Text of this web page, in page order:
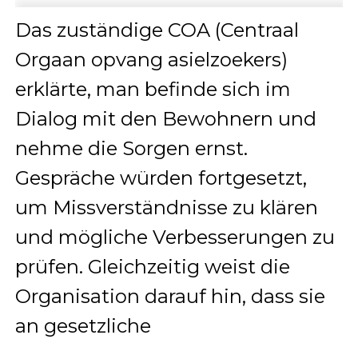
Das zuständige COA (Centraal
Orgaan opvang asielzoekers)
erklärte, man befinde sich im
Dialog mit den Bewohnern und
nehme die Sorgen ernst.
Gespräche würden fortgesetzt,
um Missverständnisse zu klären
und mögliche Verbesserungen zu
prüfen. Gleichzeitig weist die
Organisation darauf hin, dass sie
an gesetzliche